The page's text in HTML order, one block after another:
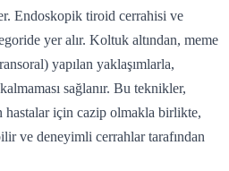
Endoskopik tiroid cerrahisi ve
yer alır. Koltuk altından, meme
yapılan yaklaşımlarla,
sağlanır. Bu teknikler,
hastalar için cazip olmakla birlikte,
ve deneyimli cerrahlar tarafından